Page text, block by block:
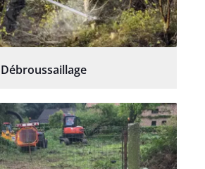
Débroussaillage